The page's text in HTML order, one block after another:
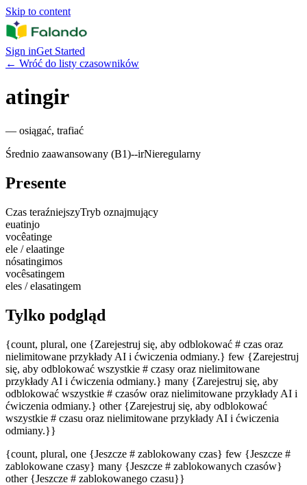
Skip to content
Sign inGet Started
← Wróć do listy czasowników
atingir
— osiągać, trafiać
Średnio zaawansowany (B1)--irNieregularny
Presente
Czas teraźniejszyTryb oznajmujący
euatinjo
vocêatinge
ele / elaatinge
nósatingimos
vocêsatingem
eles / elasatingem
Tylko podgląd
{count, plural, one {Zarejestruj się, aby odblokować # czas oraz
nielimitowane przykłady AI i ćwiczenia odmiany.} few {Zarejestruj
się, aby odblokować wszystkie # czasy oraz nielimitowane
przykłady AI i ćwiczenia odmiany.} many {Zarejestruj się, aby
odblokować wszystkie # czasów oraz nielimitowane przykłady AI i
ćwiczenia odmiany.} other {Zarejestruj się, aby odblokować
wszystkie # czasu oraz nielimitowane przykłady AI i ćwiczenia
odmiany.}}
{count, plural, one {Jeszcze # zablokowany czas} few {Jeszcze #
zablokowane czasy} many {Jeszcze # zablokowanych czasów}
other {Jeszcze # zablokowanego czasu}}